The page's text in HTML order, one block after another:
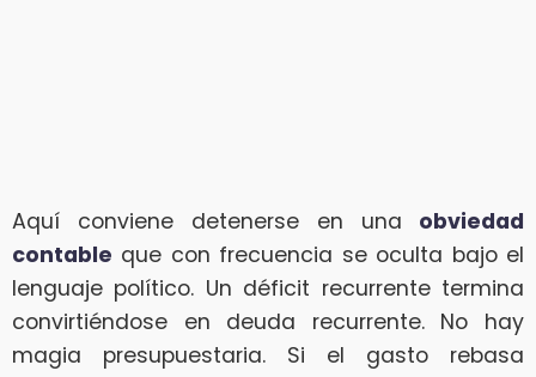
Aquí conviene detenerse en una obviedad
contable que con frecuencia se oculta bajo el
lenguaje político. Un déficit recurrente termina
convirtiéndose en deuda recurrente. No hay
magia presupuestaria. Si el gasto rebasa